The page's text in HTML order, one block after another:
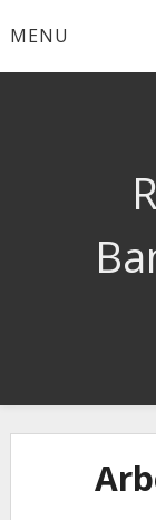
toMENU